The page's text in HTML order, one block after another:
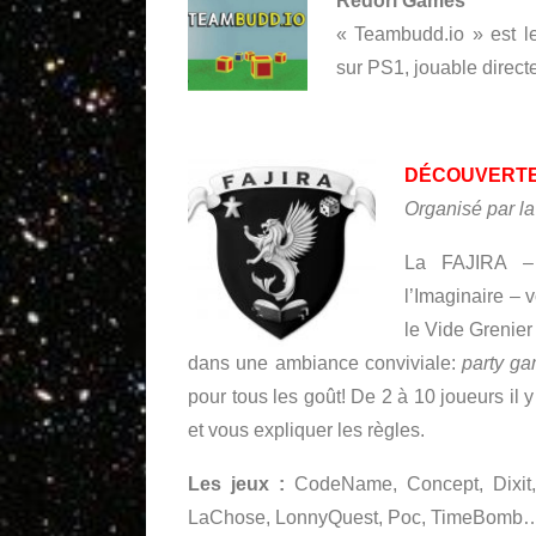
« Teambudd.io » est
sur PS1, jouable
Organisé par
La FAJIRA
l’Imaginaire –
le Vide
dans une ambiance conviviale:party
pour tous les goût! De 2 à 10 joueurs il
et vous expliquer les règles.
Les jeux : CodeName, Concept,
LaChose, LonnyQuest, Poc,